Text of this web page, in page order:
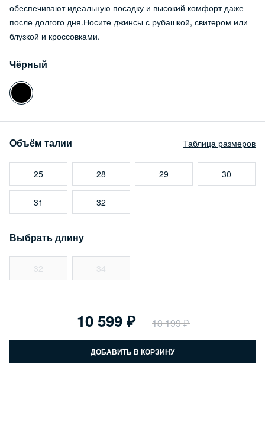
обеспечивают идеальную посадку и высокий комфорт даже
после долгого дня.Носите джинсы с рубашкой, свитером или
блузкой и кроссовками.
Чёрный
Объём талии Таблица размеров
25 28 29 30
31 32
Выбрать длину
32 34
ДОБАВИТЬ В КОРЗИНУ
10 599 13 199